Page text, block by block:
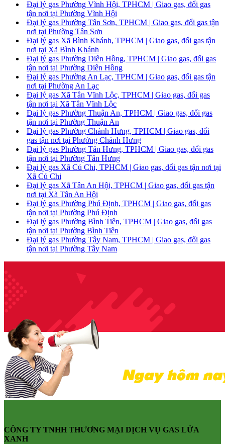
Đại lý gas Phường Vĩnh Hội, TPHCM | Giao gas, đổi gas
tận nơi tại Phường Vĩnh Hội
Đại lý gas Phường Tân Sơn, TPHCM | Giao gas, đổi gas tận
nơi tại Phường Tân Sơn
Đại lý gas Xã Bình Khánh, TPHCM | Giao gas, đổi gas tận
nơi tại Xã Bình Khánh
Đại lý gas Phường Diên Hồng, TPHCM | Giao gas, đổi gas
tận nơi tại Phường Diên Hồng
Đại lý gas Phường An Lạc, TPHCM | Giao gas, đổi gas tận
nơi tại Phường An Lạc
Đại lý gas Xã Tân Vĩnh Lộc, TPHCM | Giao gas, đổi gas
tận nơi tại Xã Tân Vĩnh Lộc
Đại lý gas Phường Thuận An, TPHCM | Giao gas, đổi gas
tận nơi tại Phường Thuận An
Đại lý gas Phường Chánh Hưng, TPHCM | Giao gas, đổi
gas tận nơi tại Phường Chánh Hưng
Đại lý gas Phường Tân Hưng, TPHCM | Giao gas, đổi gas
tận nơi tại Phường Tân Hưng
Đại lý gas Xã Củ Chi, TPHCM | Giao gas, đổi gas tận nơi tại
Xã Củ Chi
Đại lý gas Xã Tân An Hội, TPHCM | Giao gas, đổi gas tận
nơi tại Xã Tân An Hội
Đại lý gas Phường Phú Định, TPHCM | Giao gas, đổi gas
tận nơi tại Phường Phú Định
Đại lý gas Phường Bình Tiên, TPHCM | Giao gas, đổi gas
tận nơi tại Phường Bình Tiên
Đại lý gas Phường Tây Nam, TPHCM | Giao gas, đổi gas
tận nơi tại Phường Tây Nam
CÔNG TY TNHH THƯƠNG MẠI DỊCH VỤ GAS LỬA
XANH